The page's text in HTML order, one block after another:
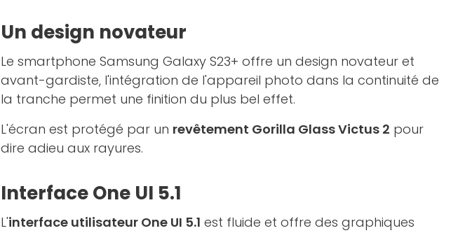
Un design novateur
Le smartphone Samsung Galaxy S23+ offre un design novateur et
avant-gardiste, l'intégration de l'appareil photo dans la continuité de
la tranche permet une finition du plus bel effet.
L'écran est protégé par un revêtement Gorilla Glass Victus 2 pour
dire adieu aux rayures.
Interface One UI 5.1
L'interface utilisateur One UI 5.1 est fluide et offre des graphiques